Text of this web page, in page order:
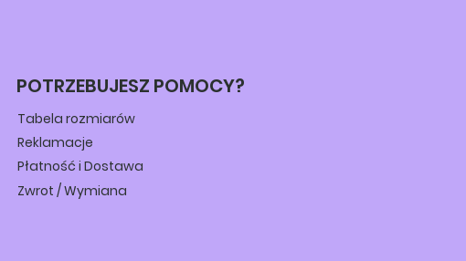
POTRZEBUJESZ POMOCY?
Tabela rozmiarów
Reklamacje
Płatność i Dostawa
Zwrot / Wymiana